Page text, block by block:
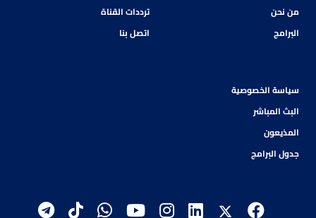
من نحن
البرامج
ترددات القناة
اتصل بنا
سياسة الخصوصية
البث المباشر
المذيعون
جدول البرامج